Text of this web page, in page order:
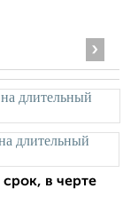
›
в черте